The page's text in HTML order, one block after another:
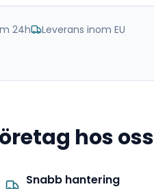
24h Leverans inom EU
hos oss
Snabb hantering